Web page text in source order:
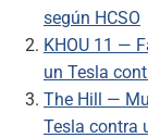
según HCSO
KHOU 11 —
un Tesla
The Hill —
Tesla contra